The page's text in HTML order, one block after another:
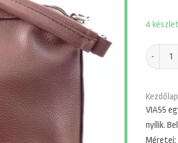
4
VIA55
Kezdőlap
VIA55
nyílik.
Méretei: